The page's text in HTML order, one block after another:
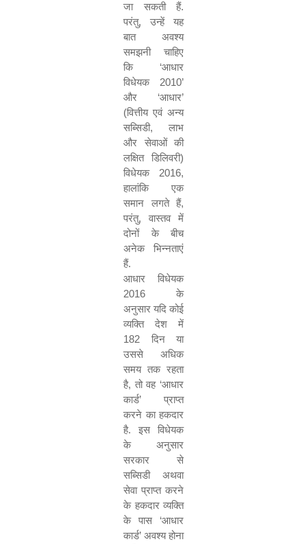
जा सकती हैं.
परंतु, उन्हें यह
बात अवश्य
समझनी चाहिए
कि ‘आधार
विधेयक 2010’
और ‘आधार’
(वित्तीय एवं अन्य
सब्सिडी, लाभ
और सेवाओं की
लक्षित डिलिवरी)
विधेयक 2016,
हालांकि एक
समान लगते हैं,
परंतु, वास्तव में
दोनों के बीच
अनेक भिन्नताएं
हैं.
आधार विधेयक
2016 के
अनुसार यदि कोई
व्यक्ति देश में
182 दिन या
उससे अधिक
समय तक रहता
है, तो वह ‘आधार
कार्ड’ प्राप्त
करने का हकदार
है. इस विधेयक
के अनुसार
सरकार से
सब्सिडी अथवा
सेवा प्राप्त करने
के हकदार व्यक्ति
के पास ‘आधार
कार्ड’ अवश्य होना